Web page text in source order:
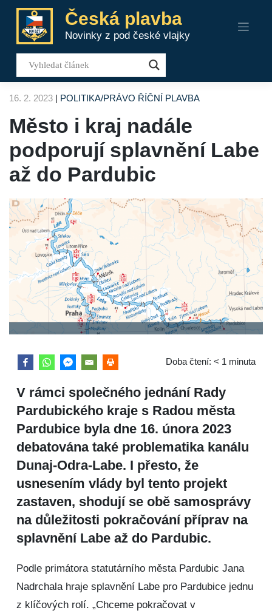
Skip
content
Česká plavba
Novinky z pod české vlajky
16. 2. 2023 | POLITIKA/PRÁVO ŘÍČNÍ PLAVBA
Město i kraj nadále
podporují splavnění Labe
až do Pardubic
Doba čtení: < 1 minuta
V rámci společného jednání Rady
Pardubického kraje s Radou města
Pardubice byla dne 16. února 2023
debatována také problematika kanálu
Dunaj-Odra-Labe. I přesto, že
usnesením vlády byl tento projekt
zastaven, shodují se obě samosprávy
na důležitosti pokračování příprav na
splavnění Labe až do Pardubic.
Podle primátora statutárního města Pardubic Jana
Nadrchala hraje splavnění Labe pro Pardubice jednu
z klíčových rolí. „Chceme pokračovat v